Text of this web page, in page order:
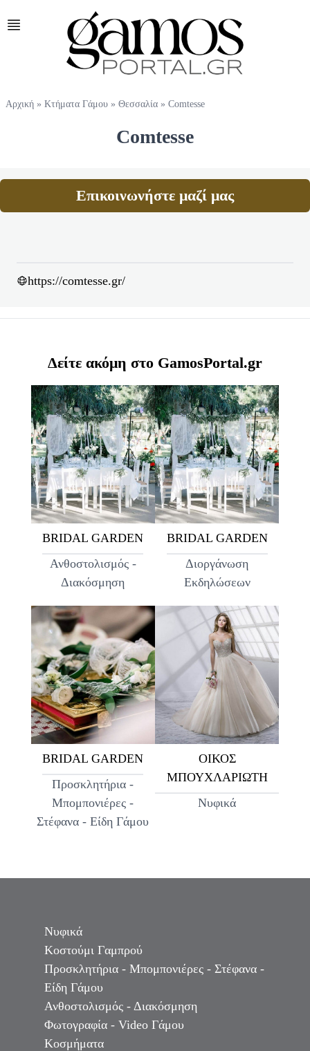
Αρχική » Κτήματα Γάμου » Θεσσαλία » Comtesse
Comtesse
Επικοινωνήστε μαζί μας
https://comtesse.gr/
Δείτε ακόμη στο GamosPortal.gr
BRIDAL GARDEN
Ανθοστολισμός -
Διακόσμηση
BRIDAL GARDEN
Διοργάνωση
Εκδηλώσεων
BRIDAL GARDEN
Προσκλητήρια -
Μπομπονιέρες -
Στέφανα - Είδη Γάμου
ΟΙΚΟΣ
ΜΠΟΥΧΛΑΡΙΩΤΗ
Νυφικά
Νυφικά
Κοστούμι Γαμπρού
Προσκλητήρια - Μπομπονιέρες - Στέφανα -
Είδη Γάμου
Ανθοστολισμός - Διακόσμηση
Φωτογραφία - Video Γάμου
Κοσμήματα